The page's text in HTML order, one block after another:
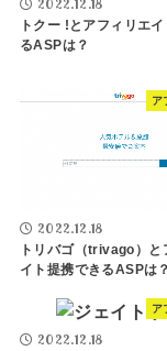
2022.12.18
トクー !とアフィリエ
るASPは？
ア
2022.12.18
トリバゴ（trivago）と
イト提携できるASPは？
ア
2022.12.18